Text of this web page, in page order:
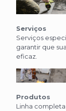
Serviços
Serviços
garantir que
eficaz.
Produtos
Linha